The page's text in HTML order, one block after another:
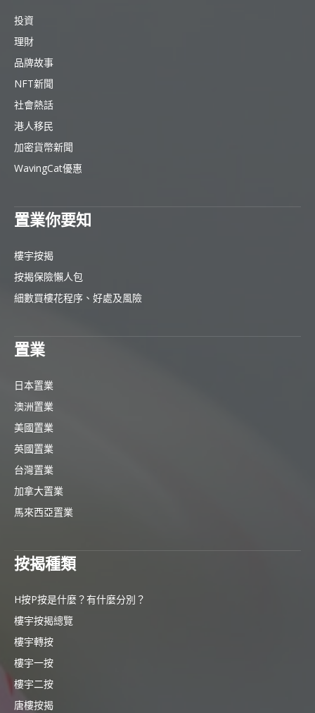
投資
理財
品牌故事
NFT新聞
社會熱話
港人移民
加密貨幣新聞
WavingCat優惠
置業你要知
樓宇按揭
按揭保險懶人包
細數買樓花程序、好處及風險
置業
日本置業
澳洲置業
美國置業
英國置業
台灣置業
加拿大置業
馬來西亞置業
按揭種類
H按P按是什麼？有什麼分別？
樓宇按揭總覽
樓宇轉按
樓宇一按
樓宇二按
唐樓按揭